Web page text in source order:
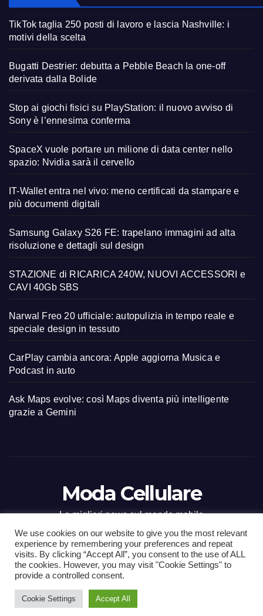
TikTok taglia 250 posti di lavoro e lascia Nashville: i
motivi della scelta
Bugatti Destrier: debutta a Pebble Beach la one-off
derivata dalla Bolide
Stop ai giochi fisici su PlayStation: il nuovo avviso di
Sony è l’ennesima conferma
SpaceX vuole portare un milione di data center nello
spazio: Nvidia sarà il cervello
IT-Wallet entra nel vivo: meno certificati da stampare e
più documenti digitali
Samsung Galaxy S26 FE: trapelano immagini ad alta
risoluzione e dettagli sul design
STAZIONE di RICARICA 240W, NUOVI ACCESSORI e
CAVI 40Gb SBS
Narwal Freo 20 ufficiale: autopulizia in tempo reale e
speciale design in tessuto
CarPlay cambia ancora: Apple aggiorna Musica e
Podcast in auto
Ask Maps evolve: così Maps diventa più intelligente
grazie a Gemini
Moda Cellulare
Le migliori news sul mondo mobile
Proudly powered by WordPress| Tema: Newsup diThemeansar
Home ContactCONTATTI
We use cookies on our website to give you the most relevant
experience by remembering your preferences and repeat
visits. By clicking “Accept All”, you consent to the use of ALL
the cookies. However, you may visit "Cookie Settings" to
provide a controlled consent.
Cookie Settings Accept All